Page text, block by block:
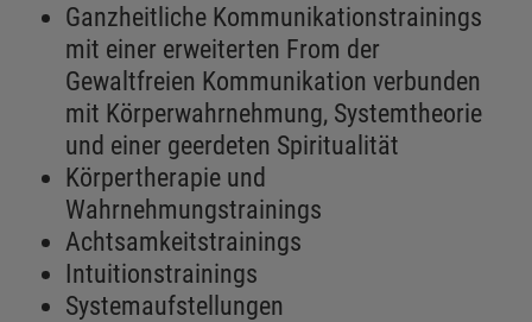
Ganzheitliche Kommunikationstrainings
mit einer erweiterten From der
Gewaltfreien Kommunikation verbunden
mit Körperwahrnehmung, Systemtheorie
und einer geerdeten Spiritualität
Körpertherapie und
Wahrnehmungstrainings
Achtsamkeitstrainings
Intuitionstrainings
Systemaufstellungen